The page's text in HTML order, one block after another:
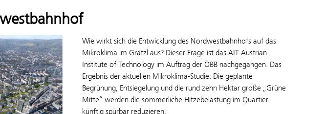
Wie wirkt sich die Entwicklung des Nordwestbahnhofs auf das
Mikroklima im Grätzl aus? Dieser Frage ist das AIT Austrian
Institute of Technology im Auftrag der ÖBB nachgegangen. Das
Ergebnis der aktuellen Mikroklima-Studie: Die geplante
Begrünung, Entsiegelung und die rund zehn Hektar große „Grüne
Mitte“ werden die sommerliche Hitzebelastung im Quartier
künftig spürbar reduzieren.